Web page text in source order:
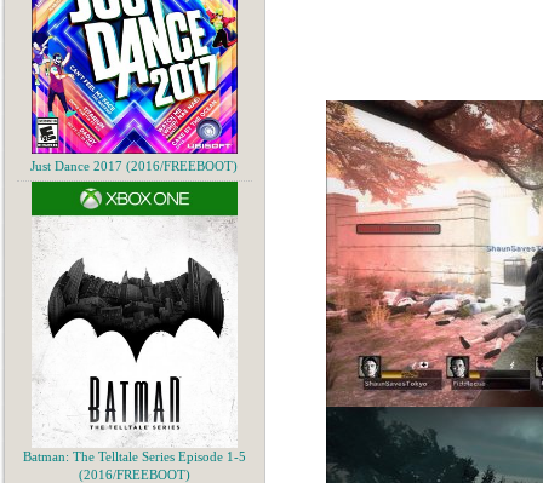
Just Dance 2017 (2016/FREEBOOT)
Batman: The Telltale Series Episode 1-5
(2016/FREEBOOT)